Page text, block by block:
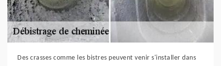
Des crasses comme les bistres peuvent venir s'installer dans